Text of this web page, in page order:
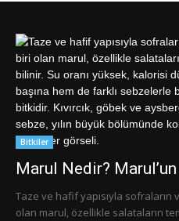
Bitkiler
Marul Nedir?
Taze ve hafif yapısıyla
olan marul, özellikle salataların